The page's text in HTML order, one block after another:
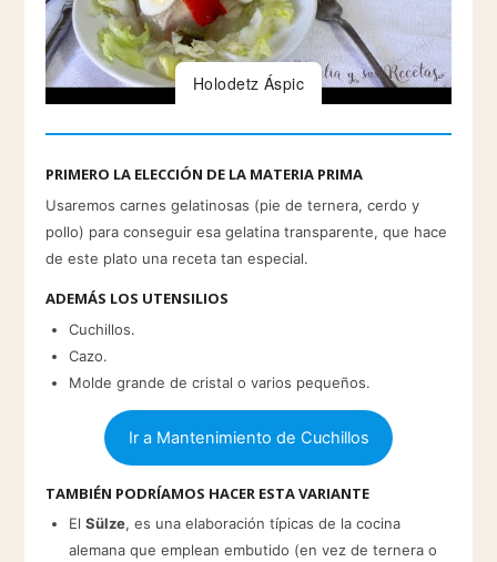
Holodetz Áspic
PRIMERO LA ELECCIÓN DE LA MATERIA PRIMA
Usaremos carnes gelatinosas (pie de ternera, cerdo y
pollo) para conseguir esa gelatina transparente, que hace
de este plato una receta tan especial.
ADEMÁS LOS UTENSILIOS
Cuchillos.
Cazo.
Molde grande de cristal o varios pequeños.
Ir a Mantenimiento de Cuchillos
TAMBIÉN PODRÍAMOS HACER ESTA VARIANTE
El Sülze, es una elaboración típicas de la cocina
alemana que emplean embutido (en vez de ternera o